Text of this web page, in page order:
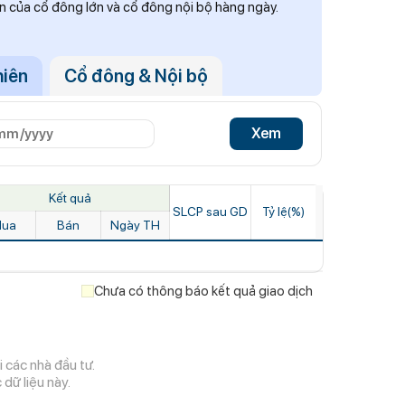
của cổ đông lớn và cổ đông nội bộ hàng ngày.
Cổ đông & Nội bộ
Xem
Kết quả
SLCP sau GD
Tỷ lệ(%)
Bán Ngày TH
Chưa có thông báo kết quả giao dịch
nhà đầu tư.
liệu này.